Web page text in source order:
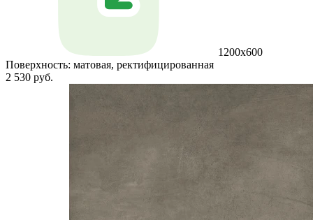
1200x600
Поверхность: матовая, ректифицированная
2 530 руб.